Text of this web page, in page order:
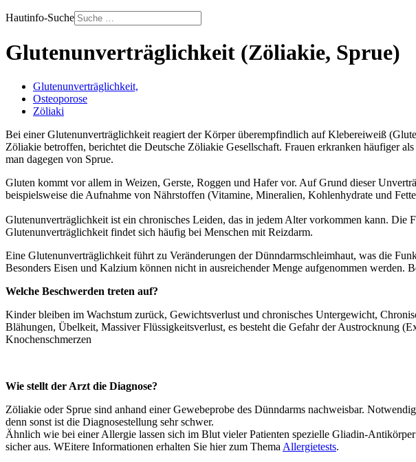
Hautinfo-Suche
Glutenunverträglichkeit (Zöliakie, Sprue)
Glutenunverträglichkeit,
Osteoporose
Zöliaki
Bei einer Glutenunverträglichkeit reagiert der Körper überempfindlich auf Klebereiweiß
Zöliakie betroffen, berichtet die Deutsche Zöliakie Gesellschaft. Frauen erkranken häufiger
man dagegen von Sprue.
Gluten kommt vor allem in Weizen, Gerste, Roggen und Hafer vor. Auf Grund dieser
beispielsweise die Aufnahme von Nährstoffen (Vitamine, Mineralien, Kohlenhydrate und
Glutenunverträglichkeit ist ein chronisches Leiden, das in jedem Alter vorkommen kann.
Glutenunverträglichkeit findet sich häufig bei Menschen mit Reizdarm.
Eine Glutenunverträglichkeit führt zu Veränderungen der Dünndarmschleimhaut, was die
Besonders Eisen und Kalzium können nicht in ausreichender Menge aufgenommen werden.
Welche Beschwerden treten auf?
Kinder bleiben im Wachstum zurück, Gewichtsverlust und chronisches Untergewicht,
Blähungen, Übelkeit, Massiver Flüssigkeitsverlust, es besteht die Gefahr der Austrocknung
Knochenschmerzen
Wie stellt der Arzt die Diagnose?
Zöliakie oder Sprue sind anhand einer Gewebeprobe des Dünndarms nachweisbar.
denn sonst ist die Diagnosestellung sehr schwer.
Ähnlich wie bei einer Allergie lassen sich im Blut vieler Patienten spezielle Gliadin-
sicher aus. WEitere Informationen erhalten Sie hier zum Thema Allergietests.